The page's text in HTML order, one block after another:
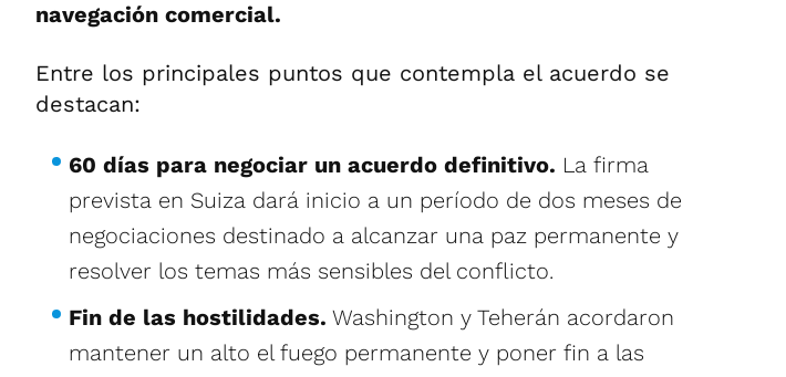
navegación comercial.
Entre los principales puntos que contempla el acuerdo se
destacan:
60 días para negociar un acuerdo definitivo. La firma
prevista en Suiza dará inicio a un período de dos meses de
negociaciones destinado a alcanzar una paz permanente y
resolver los temas más sensibles del conflicto.
Fin de las hostilidades. Washington y Teherán acordaron
mantener un alto el fuego permanente y poner fin a las